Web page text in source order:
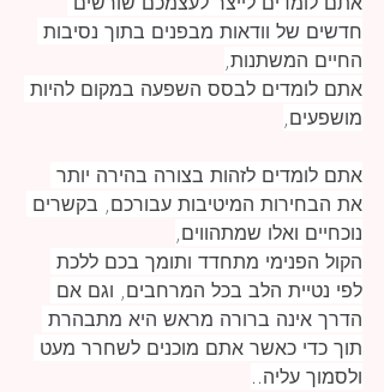
חדשים של וודאות מבפנים בתוך נסיבות
החיים המשתנות,
אתם לומדים לבסס השפעה במקום להיות
מושפעים,
אתם לומדים לזהות בצורה בהירה יותר
את הבחירות המיטיבות עבורכם, בקשרים
נוכחיים ואלו שמתהווים,
הקול הפנימי מתחדד ותומך בכם ללכת
לפי נטיית הלב בכל המרחבים, וגם אם
הדרך אינה ברורה מראש היא מתבהרת
תוך כדי כאשר אתם מוכנים לשחרר מעט
ולסמוך עליה..